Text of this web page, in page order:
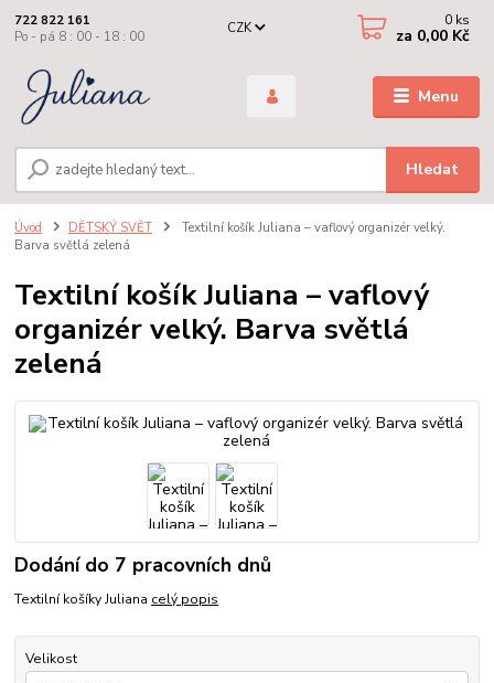
Menu
CZK
Hledat
722 822 161
Po - pá 8 : 00 - 18 : 00
0 ks
za 0,00 Kč
Úvod DĚTSKÝ SVĚT
Textilní košík Juliana – vaflový organizér velký.
Barva světlá zelená
Textilní košík Juliana – vaflový
organizér velký. Barva světlá
zelená
Dodání do 7 pracovních dnů
Textilní košíky Juliana celý popis
Velikost